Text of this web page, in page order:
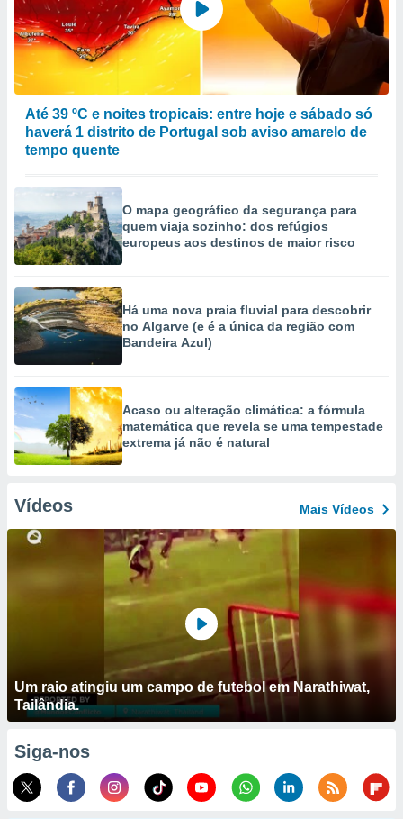
Até 39 ºC e noites tropicais: entre hoje e sábado só
haverá 1 distrito de Portugal sob aviso amarelo de
tempo quente
O mapa geográfico da segurança para
quem viaja sozinho: dos refúgios
europeus aos destinos de maior risco
Há uma nova praia fluvial para descobrir
no Algarve (e é a única da região com
Bandeira Azul)
Acaso ou alteração climática: a fórmula
matemática que revela se uma tempestade
extrema já não é natural
Vídeos Mais Vídeos
Um raio atingiu um campo de futebol em Narathiwat,
Tailândia.
Siga-nos